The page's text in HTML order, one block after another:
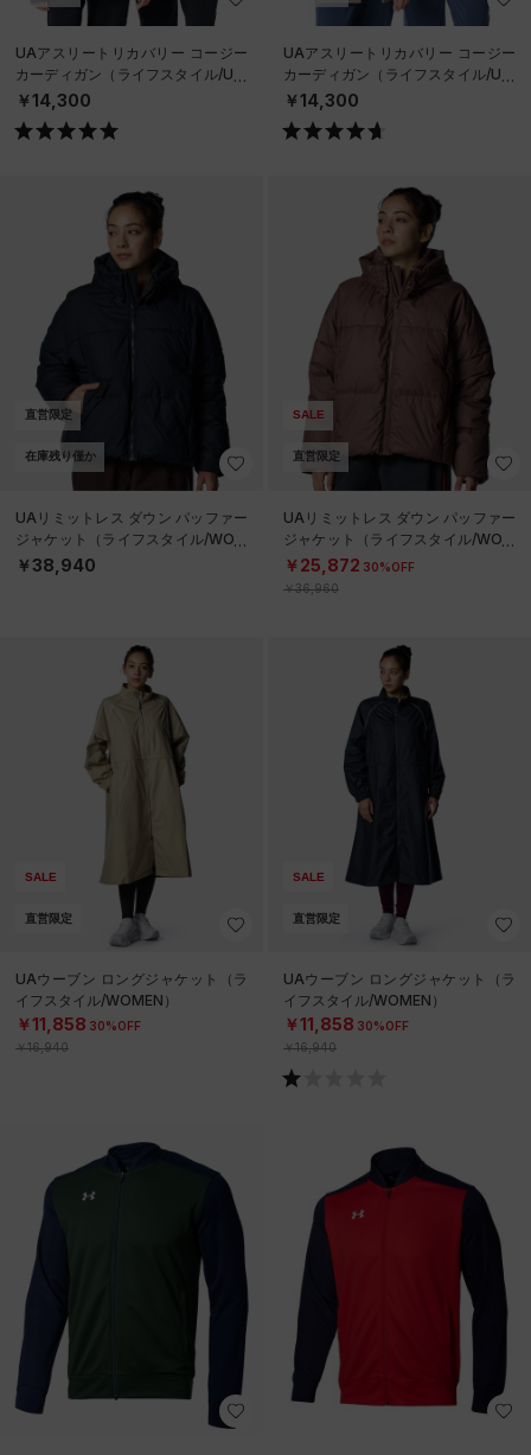
UAアスリートリカバリー コージー
カーディガン（ライフスタイル/UNI
SEX）
￥14,300
UAアスリートリカバリー コージー
カーディガン（ライフスタイル/UNI
SEX）
￥14,300
直営限定
在庫残り僅か
UAリミットレス ダウン パッファー
ジャケット（ライフスタイル/WOM
EN）
￥38,940
SALE
直営限定
UAリミットレス ダウン パッファー
ジャケット（ライフスタイル/WOM
EN）
￥25,872 30%OFF
￥36,960
SALE
直営限定
UAウーブン ロングジャケット（ラ
イフスタイル/WOMEN）
￥11,858 30%OFF
￥16,940
SALE
直営限定
UAウーブン ロングジャケット（ラ
イフスタイル/WOMEN）
￥11,858 30%OFF
￥16,940